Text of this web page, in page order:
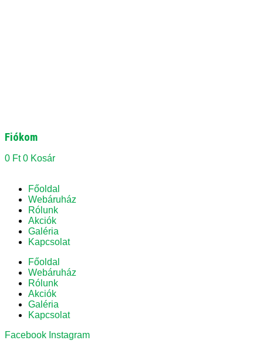
Fiókom
0 Ft 0 Kosár
Főoldal
Webáruház
Rólunk
Akciók
Galéria
Kapcsolat
Főoldal
Webáruház
Rólunk
Akciók
Galéria
Kapcsolat
Facebook Instagram